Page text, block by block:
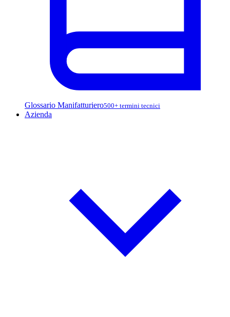
Glossario Manifatturiero500+ termini tecnici
Azienda